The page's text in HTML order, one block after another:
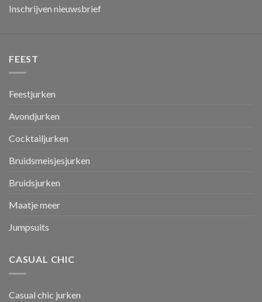
Inschrijven nieuwsbrief
FEEST
Feestjurken
Avondjurken
Cocktailjurken
Bruidsmeisjesjurken
Bruidsjurken
Maatje meer
Jumpsuits
CASUAL CHIC
Casual chic jurken